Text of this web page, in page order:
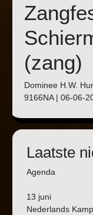
(zang)
Dominee H.W.
9166NA | 06-06-
Laatste
Agenda
13 juni
Nederlands